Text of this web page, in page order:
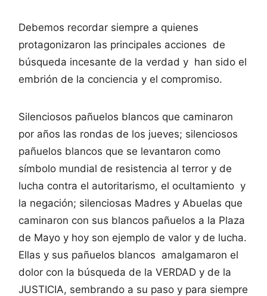
Debemos recordar siempre a quienes
protagonizaron las principales acciones de
búsqueda incesante de la verdad y han sido el
embrión de la conciencia y el compromiso.
Silenciosos pañuelos blancos que caminaron
por años las rondas de los jueves; silenciosos
pañuelos blancos que se levantaron como
símbolo mundial de resistencia al terror y de
lucha contra el autoritarismo, el ocultamiento y
la negación; silenciosas Madres y Abuelas que
caminaron con sus blancos pañuelos a la Plaza
de Mayo y hoy son ejemplo de valor y de lucha.
Ellas y sus pañuelos blancos amalgamaron el
dolor con la búsqueda de la VERDAD y de la
JUSTICIA, sembrando a su paso y para siempre